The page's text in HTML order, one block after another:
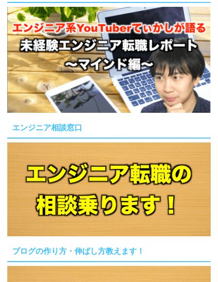
エンジニア相談窓口
ブログの作り方・伸ばし方教えます！